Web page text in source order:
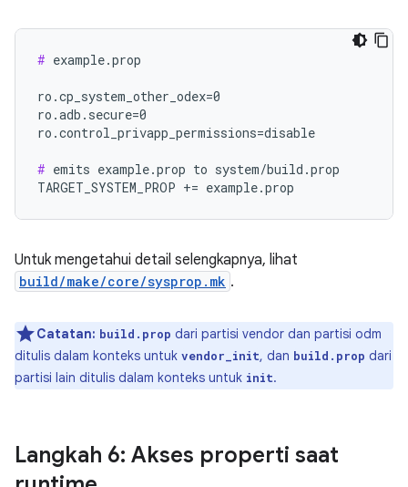
# example.prop
ro.cp_system_other_odex=0
ro.adb.secure=0
ro.control_privapp_permissions=disable
# emits example.prop to system/build.prop
Untuk mengetahui detail selengkapnya, lihat
build/make/core/sysprop.mk .
Catatan: build.prop dari partisi vendor dan partisi odm
ditulis dalam konteks untuk vendor_init, dan build.prop dari
partisi lain ditulis dalam konteks untuk init.
Langkah 6: Akses properti saat